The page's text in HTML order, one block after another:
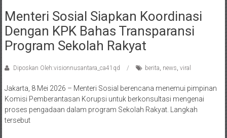
Menteri Sosial Siapkan Koordinasi
Dengan KPK Bahas Transparansi
Program Sekolah Rakyat
Diposkan Oleh:visionnusantara_ca41qd berita news viral
Jakarta, 8 Mei 2026 – Menteri Sosial berencana menemui pimpinan
Komisi Pemberantasan Korupsi untuk berkonsultasi mengenai
proses pengadaan dalam program Sekolah Rakyat. Langkah
tersebut